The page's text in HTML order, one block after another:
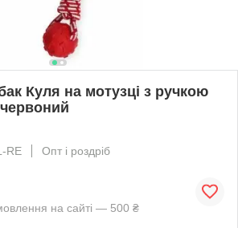
Куля на мотузці з ручкою
RE
Опт і роздріб
на сайті — 500 ₴